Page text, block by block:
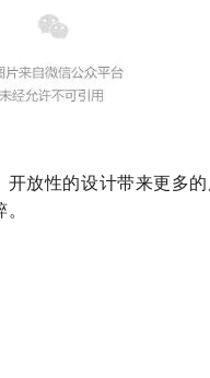
放性的设计带来更多